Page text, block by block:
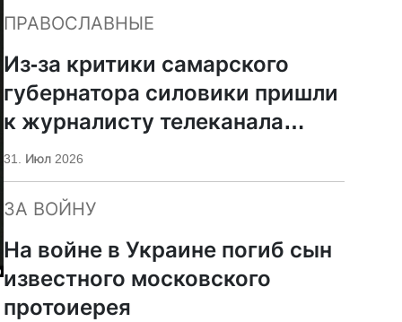
ПРАВОСЛАВНЫЕ
Из-за критики самарского
губернатора силовики пришли
к журналисту телеканала
«Царьград»
31. Июл 2026
ЗА ВОЙНУ
На войне в Украине погиб сын
известного московского
протоиерея